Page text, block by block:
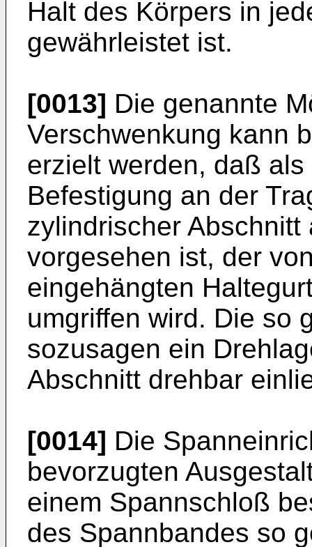
Halt des Körpers in
gewährleistet ist.
[0013] Die genannte
Verschwenkung kann
erzielt werden, daß
Befestigung an der
zylindrischer
vorgesehen ist, der
eingehängten
umgriffen wird. Die so
sozusagen ein
Abschnitt drehbar
[0014] Die
bevorzugten
einem Spannschloß
des Spannbandes so